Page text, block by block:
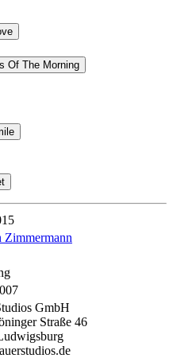
Of The Morning
Zimmermann
GmbH
Straße 46